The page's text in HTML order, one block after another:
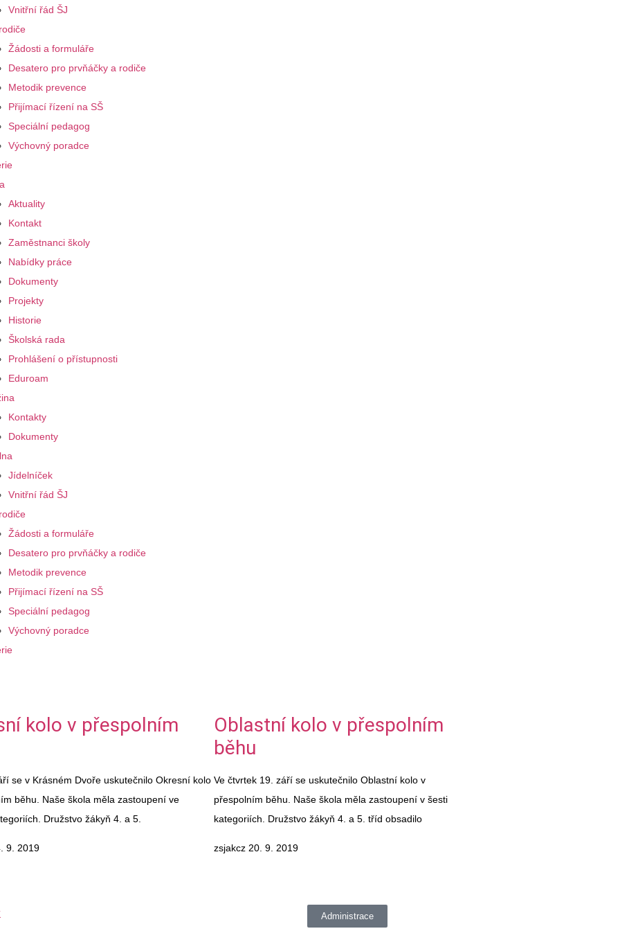
Vnitřní řád ŠJ
Žádosti a formuláře
Desatero pro prvňáčky a rodiče
Metodik prevence
Přijímací řízení na SŠ
Speciální pedagog
Výchovný poradce
Aktuality
Kontakt
Zaměstnanci školy
Nabídky práce
Dokumenty
Projekty
Historie
Školská rada
Prohlášení o přístupnosti
Eduroam
Kontakty
Dokumenty
Jídelníček
Vnitřní řád ŠJ
Žádosti a formuláře
Desatero pro prvňáčky a rodiče
Metodik prevence
Přijímací řízení na SŠ
Speciální pedagog
Výchovný poradce
kolo v přespolním
se v Krásném Dvoře uskutečnilo Okresní kolo
běhu. Naše škola měla zastoupení ve
Družstvo žákyň 4. a 5.
9. 2019
Oblastní kolo v přespolním
běhu
Ve čtvrtek 19. září se uskutečnilo Oblastní kolo v
přespolním běhu. Naše škola měla zastoupení v šesti
kategoriích. Družstvo žákyň 4. a 5. tříd obsadilo
zsjakcz 20. 9. 2019
Administrace